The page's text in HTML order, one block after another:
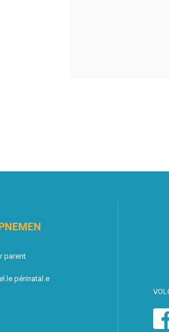
parent
périnatal.e